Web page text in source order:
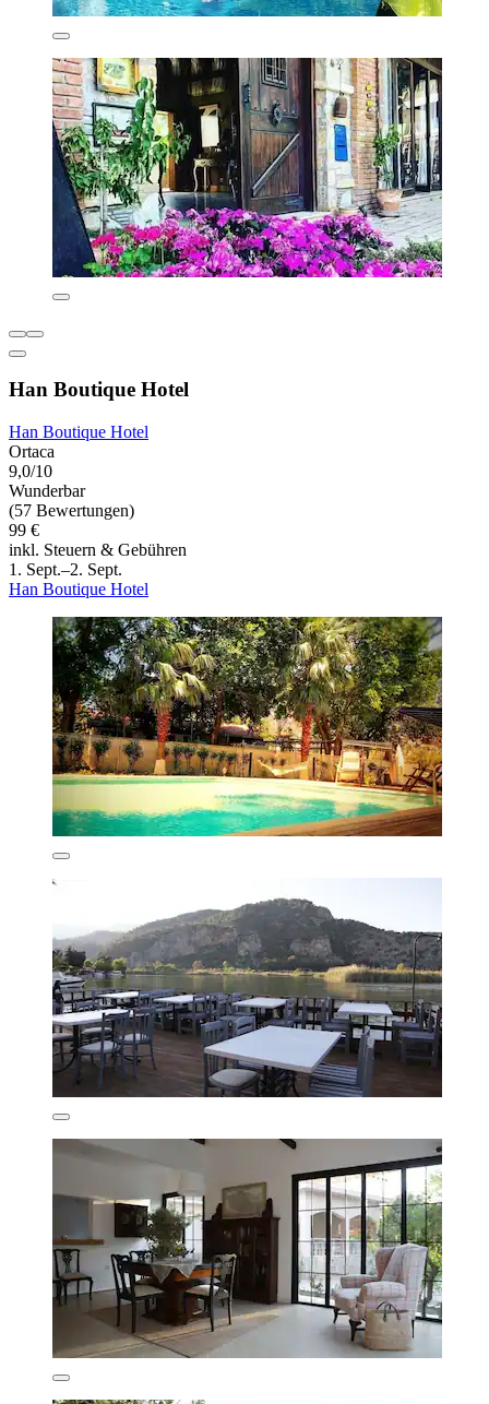
Han Boutique Hotel
Han Boutique Hotel
Ortaca
9,0/10
Wunderbar
(57 Bewertungen)
99 €
inkl. Steuern & Gebühren
1. Sept.–2. Sept.
Han Boutique Hotel